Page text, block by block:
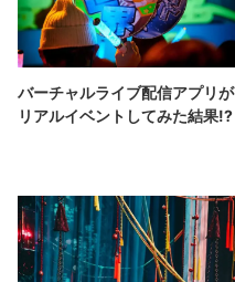
バーチャルライブ配信アプリが
リアルイベントしてみた結果!?